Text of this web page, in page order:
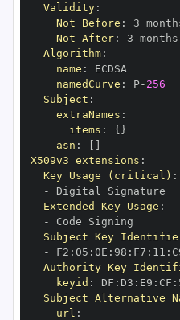
Validity:
Not Before : 3
Not After: 3
Algorithm:
name :
namedCurve : P- 256
Subject :
extraNames :
items : { }
asn :
X509v3 extensions :
Key Usage (critical) :
-
Extended Key Usage :
-
Subject Key
-
F2 : 05 : 0E : 98 : F7 : 11 :
Authority Key
keyid : DF : D3 : E9 : CF :
Subject Alternative
url :